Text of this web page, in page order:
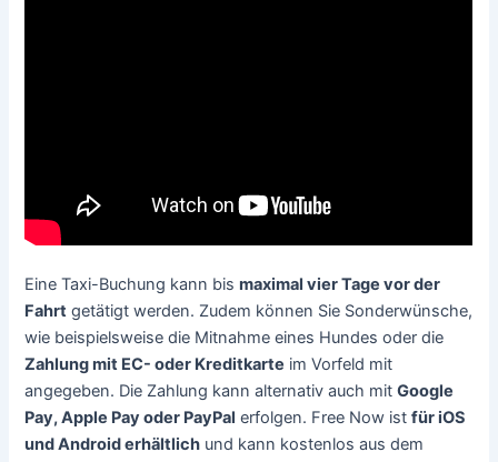
Eine Taxi-Buchung kann bismaximal vier Tage vor der
Fahrt getätigt werden. Zudem können Sie Sonderwünsche,
wie beispielsweise die Mitnahme eines Hundes oder die
Zahlung mit EC- oder Kreditkarte im Vorfeld mit
angegeben. Die Zahlung kann alternativ auch mitGoogle
Pay, Apple Pay oder PayPal erfolgen. Free Now istfür iOS
und Android erhältlich und kann kostenlos aus dem